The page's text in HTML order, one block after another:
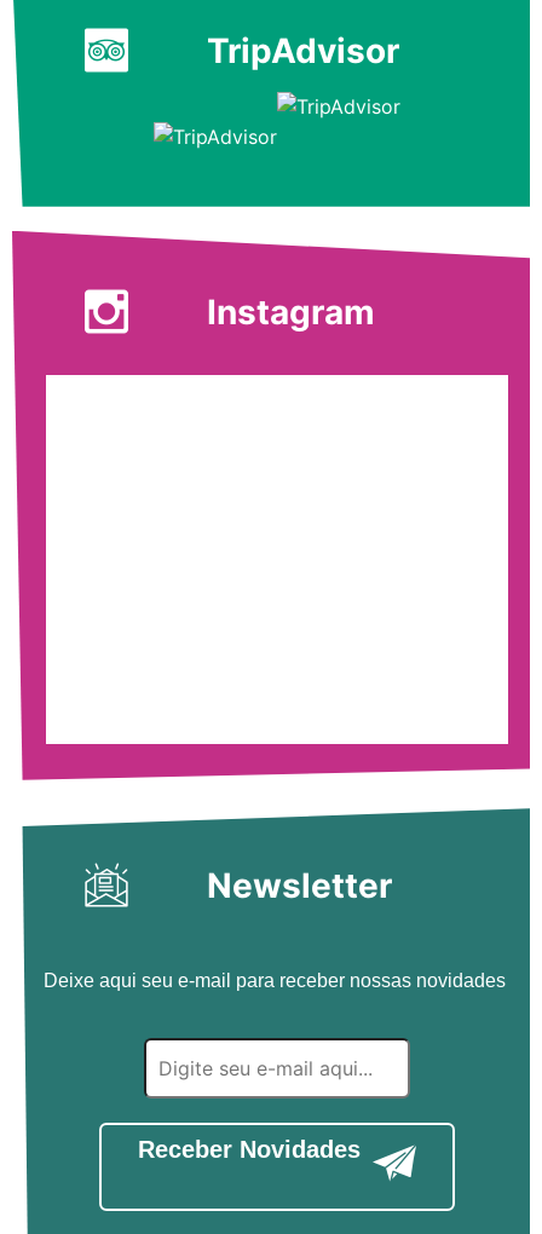
TripAdvisor
Instagram
Newsletter
Deixe aqui seu e-mail para receber nossas novidades
Receber Novidades